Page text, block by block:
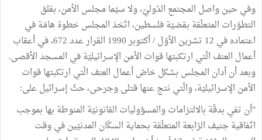
وفي حين واصل المجتمع الدّوليّ، ولا سيّما مجلس الأمن، بقلق
التطوّرات المتعلّقة بقضيّة فلسطين، اتّخذ المجلس خطوة هامّة في
اعتماده في 12 تشرين الأوّل / أكتوبر 1990 القرار عدد 672، في أعقاب
أعمال العنف الّتي ارتكبتها قوات الأمن الإسرائيليّة في المسجد الأقصى.
وبعد أن أدان المجلس بشكل خاصّ أعمال العنف الّتي ارتكبتها قوات
الأمن الإسرائيليّة، والّتي نتج عنها قتلى وجرحى، حثّ إسرائيل على:
"أن تفي بدقّة بالالتزامات والمسؤوليات القانونيّة المنوطة بها بموجب
اتّفاقية جنيف الرّابعة المتعلّقة بحماية السكّان المدنيّين في وقت